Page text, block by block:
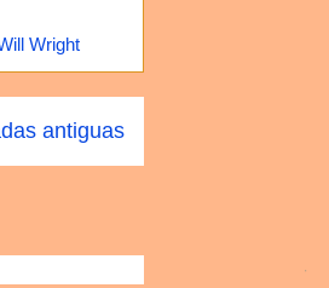
Wright
antiguas